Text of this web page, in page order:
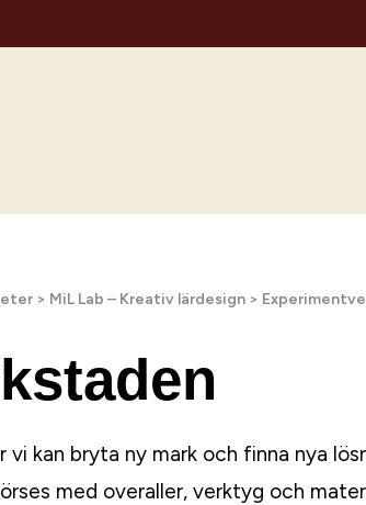
> MiL Lab – Kreativ lärdesign >
kan bryta ny mark och finna nya
med overaller, verktyg och